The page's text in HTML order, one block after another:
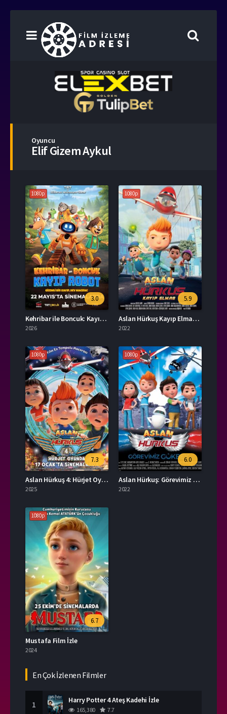
Oyuncu
Elif Gizem Aykul
1080p
3.0
Kehribar ile Boncuk: Kayıp Robot Film İzle
2026
1080p
5.9
Aslan Hürkuş Kayıp Elmas Full İzle
2022
1080p
7.3
Aslan Hürkuş 4: Hürjet Oyunda İzle
2025
1080p
6.0
Aslan Hürkuş: Görevimiz Gökbey Full İzle
2022
1080p
6.7
Mustafa Film İzle
2024
En Çok İzlenen Filmler
1 Harry Potter 4 Ateş Kadehi İzle
165,380 7.7